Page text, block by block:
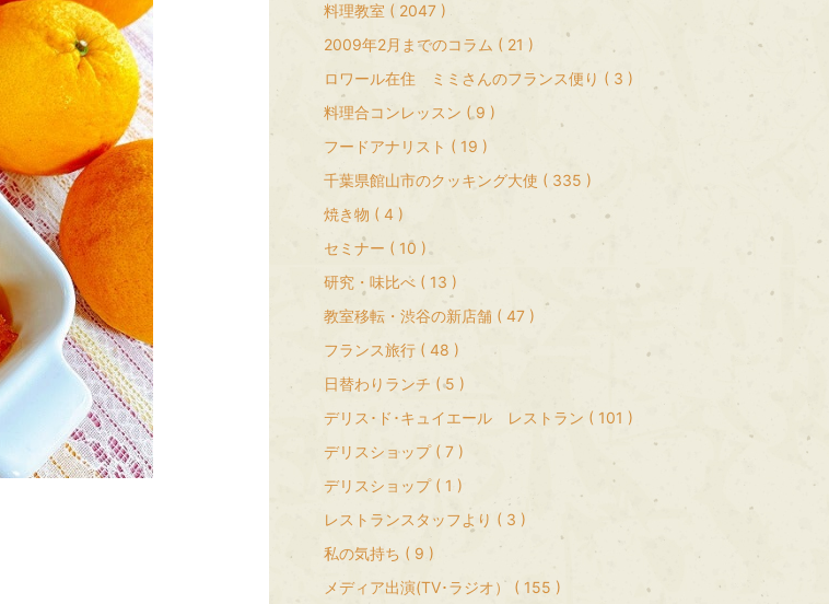
料理教室 ( 2047 )
2009年2月までのコラム ( 21 )
ロワール在住 ミミさんのフランス便り ( 3 )
料理合コンレッスン ( 9 )
フードアナリスト ( 19 )
千葉県館山市のクッキング大使 ( 335 )
焼き物 ( 4 )
セミナー ( 10 )
研究・味比べ ( 13 )
教室移転・渋谷の新店舗 ( 47 )
フランス旅行 ( 48 )
日替わりランチ ( 5 )
デリス･ド･キュイエール レストラン ( 101 )
デリスショップ ( 7 )
デリスショップ ( 1 )
レストランスタッフより ( 3 )
私の気持ち ( 9 )
メディア出演(TV･ラジオ） ( 155 )